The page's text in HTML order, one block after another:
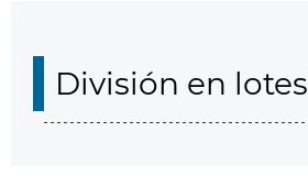
División en lotes